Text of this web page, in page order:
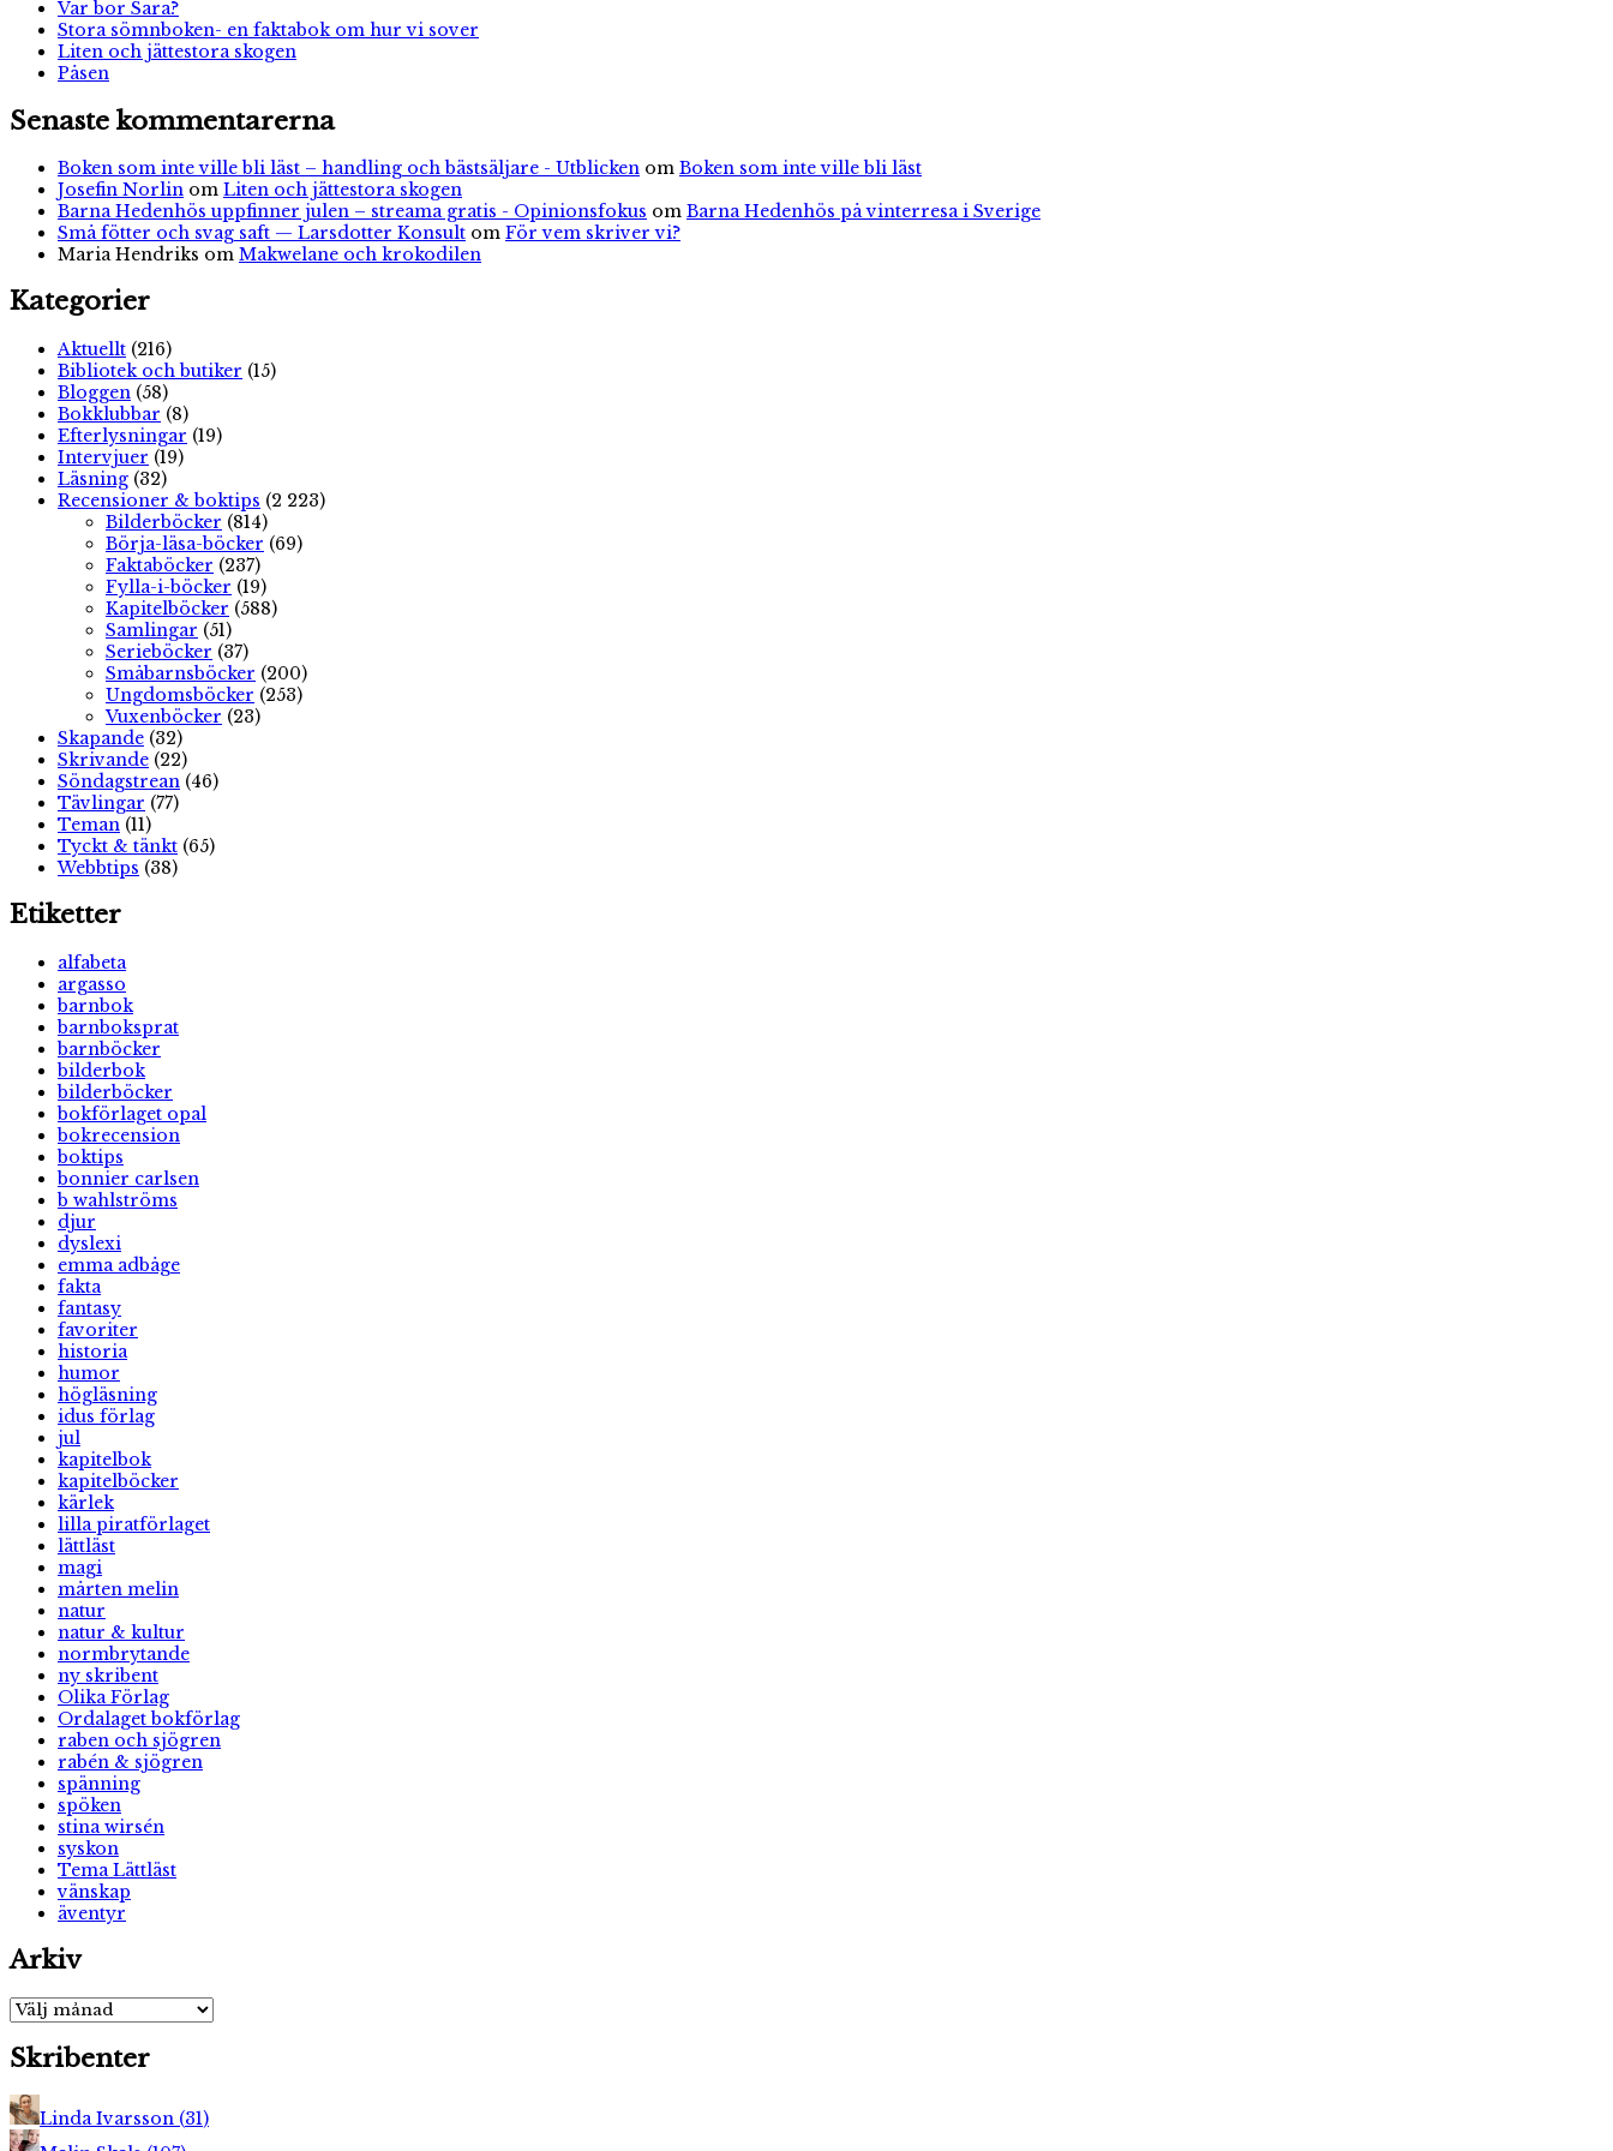
Var bor Sara?
Stora sömnboken- en faktabok om hur vi sover
Liten och jättestora skogen
Påsen
Senaste kommentarerna
Boken som inte ville bli läst – handling och bästsäljare - Utblicken om Boken som inte ville bli läst
Josefin Norlin om Liten och jättestora skogen
Barna Hedenhös uppfinner julen – streama gratis - Opinionsfokus om Barna Hedenhös på vinterresa i Sverige
Små fötter och svag saft — Larsdotter Konsult om För vem skriver vi?
Maria Hendriks om Makwelane och krokodilen
Kategorier
Aktuellt (216)
Bibliotek och butiker (15)
Bloggen (58)
Bokklubbar (8)
Efterlysningar (19)
Intervjuer (19)
Läsning (32)
Recensioner & boktips (2 223)
Bilderböcker (814)
Börja-läsa-böcker (69)
Faktaböcker (237)
Fylla-i-böcker (19)
Kapitelböcker (588)
Samlingar (51)
Serieböcker (37)
Småbarnsböcker (200)
Ungdomsböcker (253)
Vuxenböcker (23)
Skapande (32)
Skrivande (22)
Söndagstrean (46)
Tävlingar (77)
Teman (11)
Tyckt & tänkt (65)
Webbtips (38)
Etiketter
alfabeta
argasso
barnbok
barnboksprat
barnböcker
bilderbok
bilderböcker
bokförlaget opal
bokrecension
boktips
bonnier carlsen
b wahlströms
djur
dyslexi
emma adbåge
fakta
fantasy
favoriter
historia
humor
högläsning
idus förlag
jul
kapitelbok
kapitelböcker
kärlek
lilla piratförlaget
lättläst
magi
mårten melin
natur
natur & kultur
normbrytande
ny skribent
Olika Förlag
Ordalaget bokförlag
raben och sjögren
rabén & sjögren
spänning
spöken
stina wirsén
syskon
Tema Lättläst
vänskap
äventyr
Arkiv
Arkiv
Skribenter
Linda Ivarsson (31)